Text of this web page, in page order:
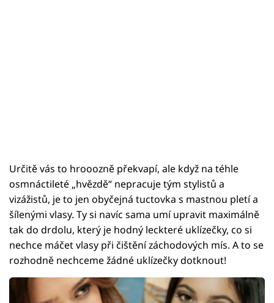
Určitě vás to hrooozně překvapí, ale když na téhle
osmnáctileté „hvězdě“ nepracuje tým stylistů a
vizážistů, je to jen obyčejná tuctovka s mastnou pletí a
šílenými vlasy. Ty si navíc sama umí upravit maximálně
tak do drdolu, který je hodný leckteré uklízečky, co si
nechce máčet vlasy při čištění záchodových mís. A to se
rozhodně nechceme žádné uklízečky dotknout!